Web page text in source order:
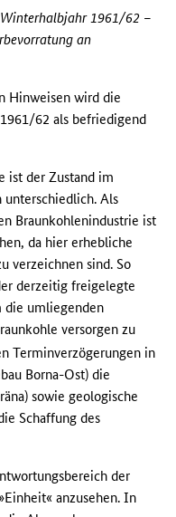
1961/62 –
an
Hinweisen wird die
62 als befriedigend
ist der Zustand im
Als
Braunkohlenindustrie ist
da hier erhebliche
verzeichnen sind. So
derzeitig freigelegte
die umliegenden
versorgen zu
Terminverzögerungen in
Borna-Ost) die
sowie geologische
Schaffung des
der
»Einheit« anzusehen. In